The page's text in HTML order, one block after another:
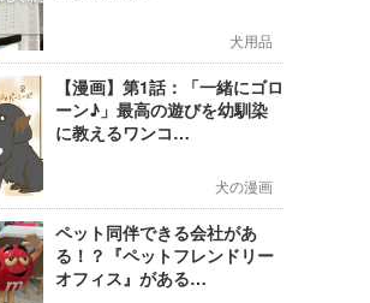
犬用品
【漫画】第1話：「一緒にゴロ
ーン♪」最高の遊びを幼馴染
に教えるワンコ…
犬の漫画
ペット同伴できる会社があ
る！？『ペットフレンドリー
オフィス』がある…